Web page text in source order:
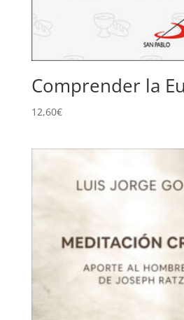
Comprender la
12,60€